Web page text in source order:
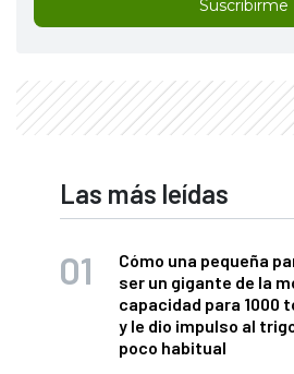
Suscribirme
Las más leídas
Cómo una pequeña
ser un gigante de la
capacidad para 1000
y le dio impulso al
poco habitual